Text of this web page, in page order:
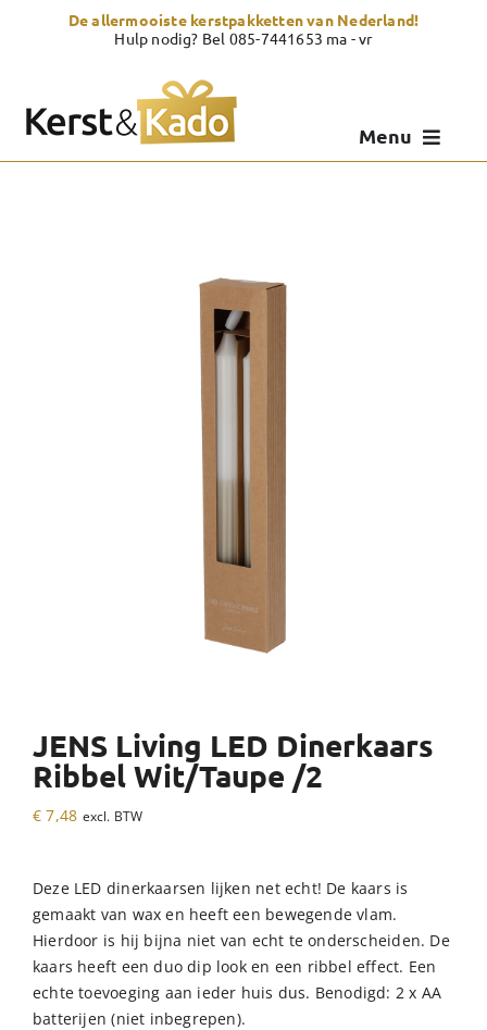
De allermooiste kerstpakketten van Nederland!
Hulp nodig? Bel 085-7441653 ma - vr
Menu
Zelf samenstellen
Over Kerst & Kado
JENS Living LED Dinerkaars
Ribbel Wit/Taupe /2
€ 7,48 excl. BTW
Deze LED dinerkaarsen lijken net echt! De kaars is
gemaakt van wax en heeft een bewegende vlam.
Hierdoor is hij bijna niet van echt te onderscheiden. De
kaars heeft een duo dip look en een ribbel effect. Een
echte toevoeging aan ieder huis dus. Benodigd: 2 x AA
batterijen (niet inbegrepen).